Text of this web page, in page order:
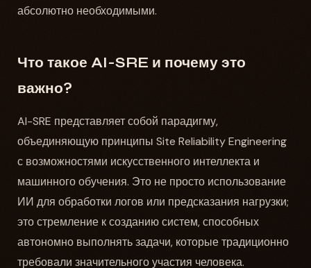
абсолютно необходимыми.
Что такое AI-SRE и почему это
важно?
AI-SRE представляет собой парадигму,
объединяющую принципы Site Reliability Engineering
с возможностями искусственного интеллекта и
машинного обучения. Это не просто использование
ИИ для обработки логов или предсказания нагрузки;
это стремление к созданию систем, способных
автономно выполнять задачи, которые традиционно
требовали значительного участия человека.